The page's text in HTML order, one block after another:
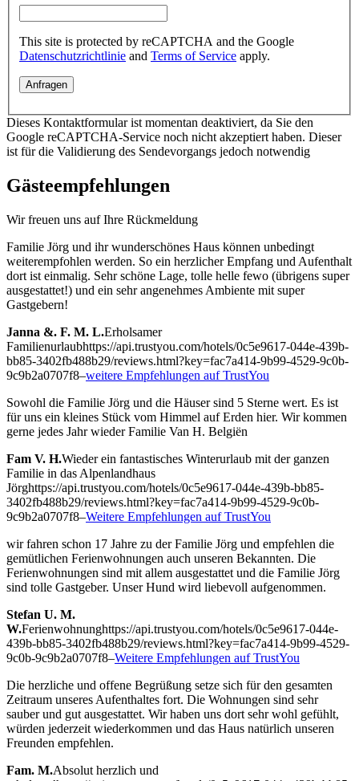
This site is protected by reCAPTCHA and the Google
Datenschutzrichtlinie and Terms of Service apply.
Dieses Kontaktformular ist momentan deaktiviert, da Sie den
Google reCAPTCHA-Service noch nicht akzeptiert haben. Dieser
ist für die Validierung des Sendevorgangs jedoch notwendig
Gästeempfehlungen
Wir freuen uns auf Ihre Rückmeldung
Familie Jörg und ihr wunderschönes Haus können unbedingt
weiterempfohlen werden. So ein herzlicher Empfang und Aufenthalt
dort ist einmalig. Sehr schöne Lage, tolle helle fewo (übrigens super
ausgestattet!) und ein sehr angenehmes Ambiente mit super
Gastgebern!
Janna &. F. M. L.Erholsamer
Familienurlaubhttps://api.trustyou.com/hotels/0c5e9617-044e-439b-
bb85-3402fb488b29/reviews.html?key=fac7a414-9b99-4529-9c0b-
9c9b2a0707f8–weitere Empfehlungen auf TrustYou
Sowohl die Familie Jörg und die Häuser sind 5 Sterne wert. Es ist
für uns ein kleines Stück vom Himmel auf Erden hier. Wir kommen
gerne jedes Jahr wieder Familie Van H. Belgiën
Fam V. H.Wieder ein fantastisches Winterurlaub mit der ganzen
Familie in das Alpenlandhaus
Jörghttps://api.trustyou.com/hotels/0c5e9617-044e-439b-bb85-
3402fb488b29/reviews.html?key=fac7a414-9b99-4529-9c0b-
9c9b2a0707f8–Weitere Empfehlungen auf TrustYou
wir fahren schon 17 Jahre zu der Familie Jörg und empfehlen die
gemütlichen Ferienwohnungen auch unseren Bekannten. Die
Ferienwohnungen sind mit allem ausgestattet und die Familie Jörg
sind tolle Gastgeber. Unser Hund wird liebevoll aufgenommen.
Stefan U. M.
W.Ferienwohnunghttps://api.trustyou.com/hotels/0c5e9617-044e-
439b-bb85-3402fb488b29/reviews.html?key=fac7a414-9b99-4529-
9c0b-9c9b2a0707f8–Weitere Empfehlungen auf TrustYou
Die herzliche und offene Begrüßung setze sich für den gesamten
Zeitraum unseres Aufenthaltes fort. Die Wohnungen sind sehr
sauber und gut ausgestattet. Wir haben uns dort sehr wohl gefühlt,
würden jederzeit wiederkommen und das Haus natürlich unseren
Freunden empfehlen.
Fam. M.Absolut herzlich und